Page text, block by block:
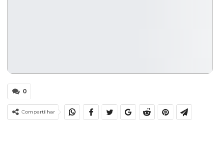
0
Compartilhar